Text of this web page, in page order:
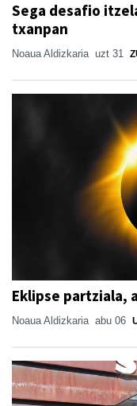
Sega desafio
txanpan
Noaua Aldizkaria uzt 31
Eklipse partziala,
Noaua Aldizkaria abu 06